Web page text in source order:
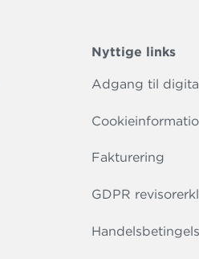
Nyttige links
Adgang til
Fakturering
GDPR